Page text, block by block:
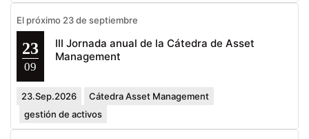
El próximo 23 de septiembre
23
09
III Jornada anual de la Cátedra de Asset
Management
23.Sep.2026
Cátedra Asset Management
gestión de activos